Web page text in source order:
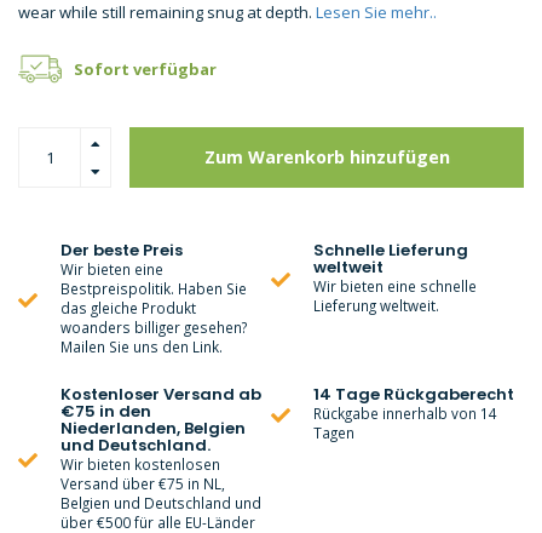
wear while still remaining snug at depth. Lesen Sie mehr..
Sofort verfügbar
Zum Warenkorb hinzufügen
Der beste Preis
Wir bieten eine
Bestpreispolitik. Haben Sie
das gleiche Produkt
woanders billiger gesehen?
Mailen Sie uns den Link.
Schnelle Lieferung
weltweit
Wir bieten eine schnelle
Lieferung weltweit.
Kostenloser Versand ab
€75 in den
Niederlanden, Belgien
und Deutschland.
Wir bieten kostenlosen
Versand über €75 in NL,
Belgien und Deutschland und
über €500 für alle EU-Länder
14 Tage Rückgaberecht
Rückgabe innerhalb von 14
Tagen